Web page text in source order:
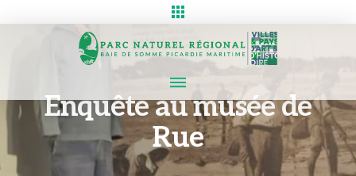
Enquête au musée de
Rue